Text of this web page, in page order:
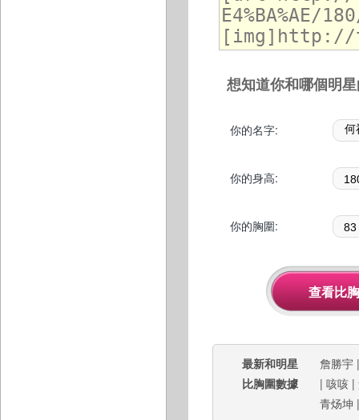
想知道你和哪個明
你的名字:
你的身高:
你的胸圍:
最新和明星
比胸圍數據
詹勝宇
| 咳咳 |
青炀坤